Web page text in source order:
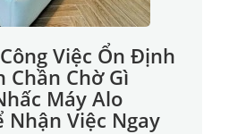
Việc Ổn Định
Chần Chờ Gì
Máy Alo
Nhận Việc Ngay